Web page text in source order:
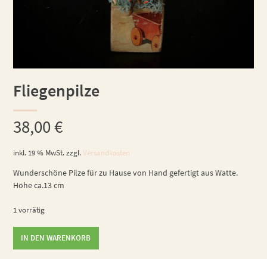
Fliegenpilze
38,00€
inkl. 19 % MwSt. zzgl.Versandkosten
Wunderschöne Pilze für zu Hause von Hand gefertigt aus Watte.
Höhe ca.13 cm
1 vorrätig
IN DEN WARENKORB